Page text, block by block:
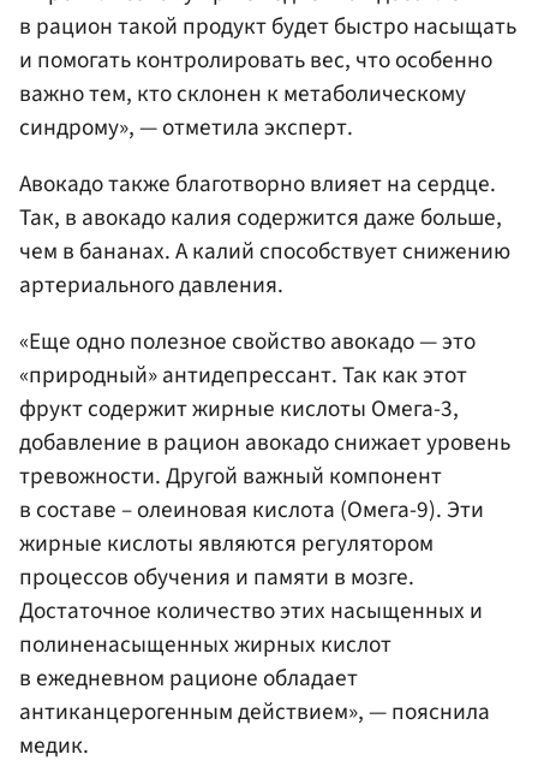
в рацион такой продукт будет быстро насыщать
и помогать контролировать вес, что особенно
важно тем, кто склонен к метаболическому
синдрому», — отметила эксперт.
Авокадо также благотворно влияет на сердце.
Так, в авокадо калия содержится даже больше,
чем в бананах. А калий способствует снижению
артериального давления.
«Еще одно полезное свойство авокадо — это
«природный» антидепрессант. Так как этот
фрукт содержит жирные кислоты Омега-3,
добавление в рацион авокадо снижает уровень
тревожности. Другой важный компонент
в составе – олеиновая кислота (Омега-9). Эти
жирные кислоты являются регулятором
процессов обучения и памяти в мозге.
Достаточное количество этих насыщенных и
полиненасыщенных жирных кислот
в ежедневном рационе обладает
антиканцерогенным действием», — пояснила
медик.